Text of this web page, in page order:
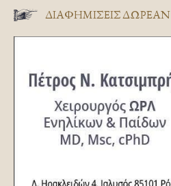
ΔΙΑΦΗΜΊΣΕΙΣ ΔΩΡΕΆΝ